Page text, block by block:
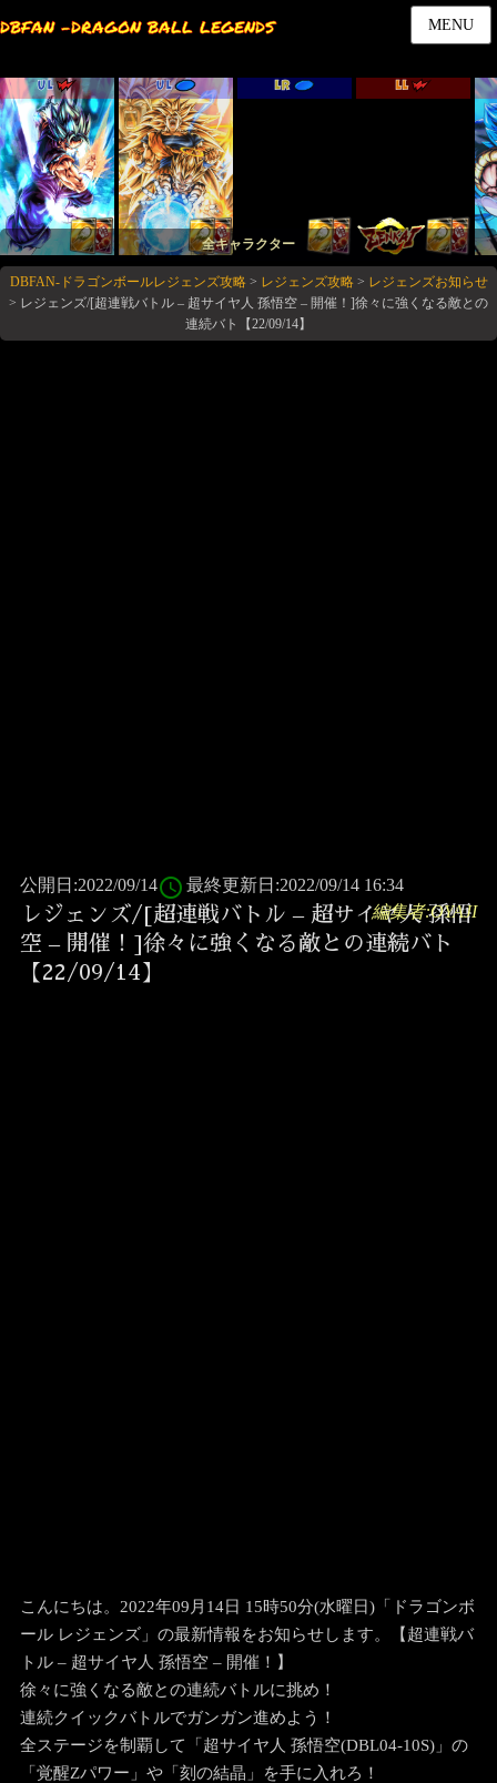
DBFAN -DRAGON BALL LEGENDS MENU
UL UL LR LL
全キャラクター
DBFAN-ドラゴンボールレジェンズ攻略> レジェンズ攻略> レジェンズお知らせ
> レジェンズ/[超連戦バトル – 超サイヤ人 孫悟空 – 開催！]徐々に強くなる敵との
連続バト【22/09/14】
公開日:2022/09/14access_time 最終更新日:2022/09/14 16:34
レジェンズ/[超連戦バトル – 超サイヤ人 孫悟
空 – 開催！]徐々に強くなる敵との連続バト
【22/09/14】
編集者:OYAJI
こんにちは。2022年09月14日 15時50分(水曜日)「ドラゴンボ
ール レジェンズ」の最新情報をお知らせします。【超連戦バ
トル – 超サイヤ人 孫悟空 – 開催！】
徐々に強くなる敵との連続バトルに挑め！
連続クイックバトルでガンガン進めよう！
全ステージを制覇して「超サイヤ人 孫悟空(DBL04-10S)」の
「覚醒Zパワー」や「刻の結晶」を手に入れろ！